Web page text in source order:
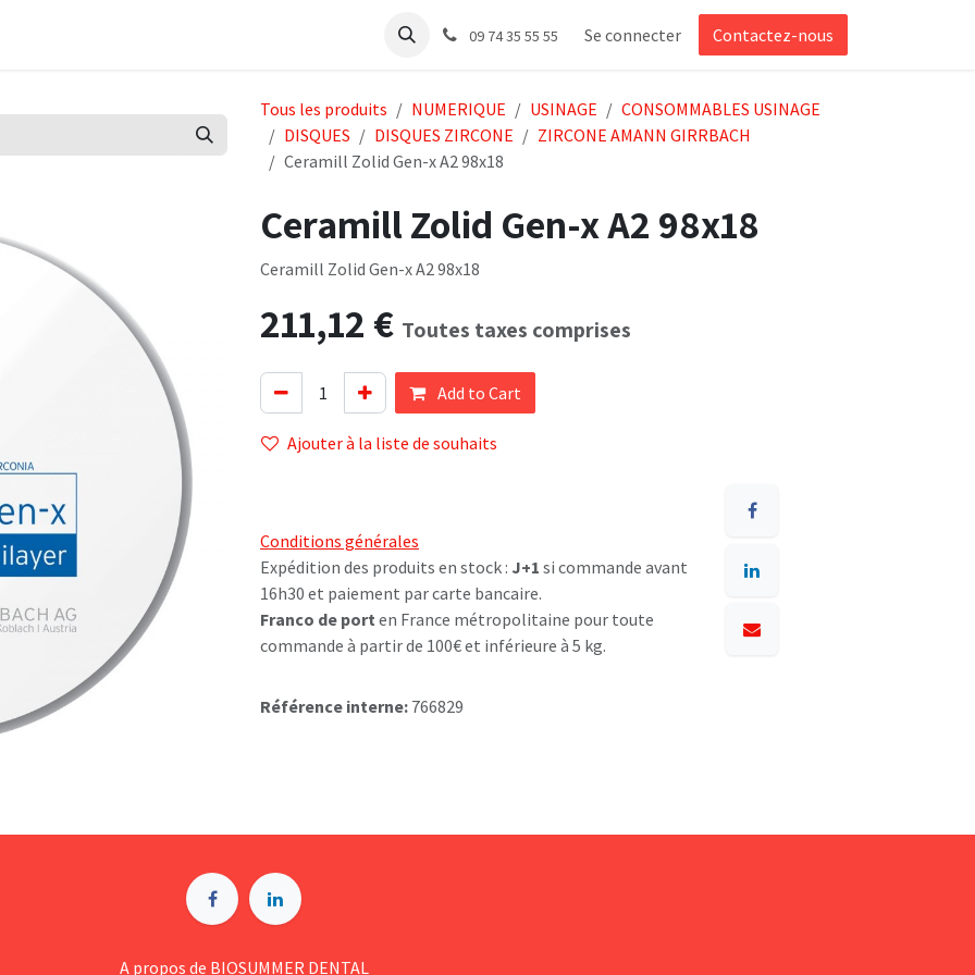
Support09 74 35 55 55 Se connecter Contactez-nous
Tous les produits NUMERIQUE USINAGE
CONSOMMABLES USINAGE
DISQUES
DISQUES ZIRCONE
ZIRCONE AMANN GIRRBACH
Ceramill Zolid Gen-x A2 98x18
Ceramill Zolid Gen-x A2 98x18
Ceramill Zolid Gen-x A2 98x18
211,12 € Toutes taxes comprises
Add to Cart
Ajouter à la liste de souhaits
Conditions générales
Expédition des produits en stock : J+1 si commande avant
16h30 et paiement par carte bancaire.
Franco de port en France métropolitaine pour toute
commande à partir de 100€ et inférieure à 5 kg.
Référence interne: 766829
A p​ropos de BIOSUMMER DENTAL